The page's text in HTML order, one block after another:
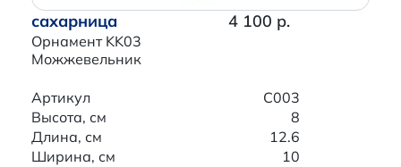
сахарница
Орнамент KK03
Можжевельник
4 100 р.
Артикул
C003
Высота, см
8
Длина, см
12.6
Ширина, см
10